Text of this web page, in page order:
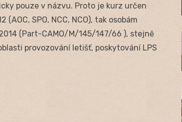
pouze v názvu. Proto je kurz určen
SPO, NCC, NCO), tak osobám
(Part-CAMO/M/145/147/66 ), stejně
provozování letišť, poskytování LPS